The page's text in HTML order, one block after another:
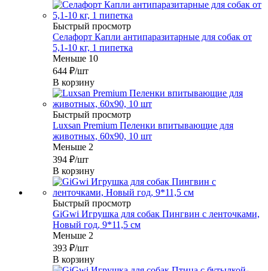
Быстрый просмотр
Селафорт Капли антипаразитарные для собак от
5,1-10 кг, 1 пипетка
Меньше 10
644 ₽/шт
В корзину
Быстрый просмотр
Luxsan Premium Пеленки впитывающие для
животных, 60х90, 10 шт
Меньше 2
394 ₽/шт
В корзину
Быстрый просмотр
GiGwi Игрушка для собак Пингвин с ленточками,
Новый год, 9*11,5 см
Меньше 2
393 ₽/шт
В корзину